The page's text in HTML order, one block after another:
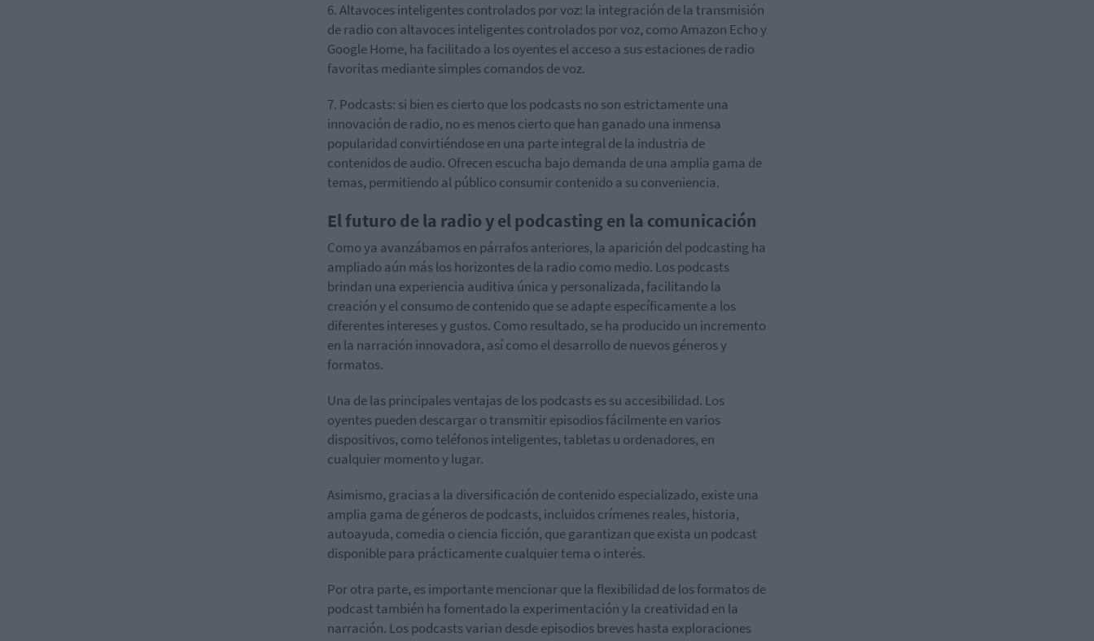
6. Altavoces inteligentes controlados por voz: la integración de la transmisión
de radio con altavoces inteligentes controlados por voz, como Amazon Echo y
Google Home, ha facilitado a los oyentes el acceso a sus estaciones de radio
favoritas mediante simples comandos de voz.
7. Podcasts: si bien es cierto que los podcasts no son estrictamente una
innovación de radio, no es menos cierto que han ganado una inmensa
popularidad convirtiéndose en una parte integral de la industria de
contenidos de audio. Ofrecen escucha bajo demanda de una amplia gama de
temas, permitiendo al público consumir contenido a su conveniencia.
El futuro de la radio y el podcasting en la comunicación
Como ya avanzábamos en párrafos anteriores, la aparición del podcasting ha
ampliado aún más los horizontes de la radio como medio. Los podcasts
brindan una experiencia auditiva única y personalizada, facilitando la
creación y el consumo de contenido que se adapte específicamente a los
diferentes intereses y gustos. Como resultado, se ha producido un incremento
en la narración innovadora, así como el desarrollo de nuevos géneros y
formatos.
Una de las principales ventajas de los podcasts es su accesibilidad. Los
oyentes pueden descargar o transmitir episodios fácilmente en varios
dispositivos, como teléfonos inteligentes, tabletas u ordenadores, en
cualquier momento y lugar.
Asimismo, gracias a la diversificación de contenido especializado, existe una
amplia gama de géneros de podcasts, incluidos crímenes reales, historia,
autoayuda, comedia o ciencia ficción, que garantizan que exista un podcast
disponible para prácticamente cualquier tema o interés.
Por otra parte, es importante mencionar que la flexibilidad de los formatos de
podcast también ha fomentado la experimentación y la creatividad en la
narración. Los podcasts varian desde episodios breves hasta exploraciones